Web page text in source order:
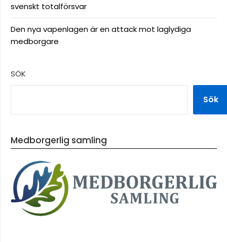
svenskt totalförsvar
Den nya vapenlagen är en attack mot laglydiga
medborgare
SÖK
Sök
Medborgerlig samling